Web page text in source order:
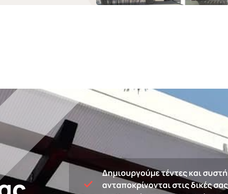
Δημιουργούμε τέντες και
ανταποκρίνονται στις δικές